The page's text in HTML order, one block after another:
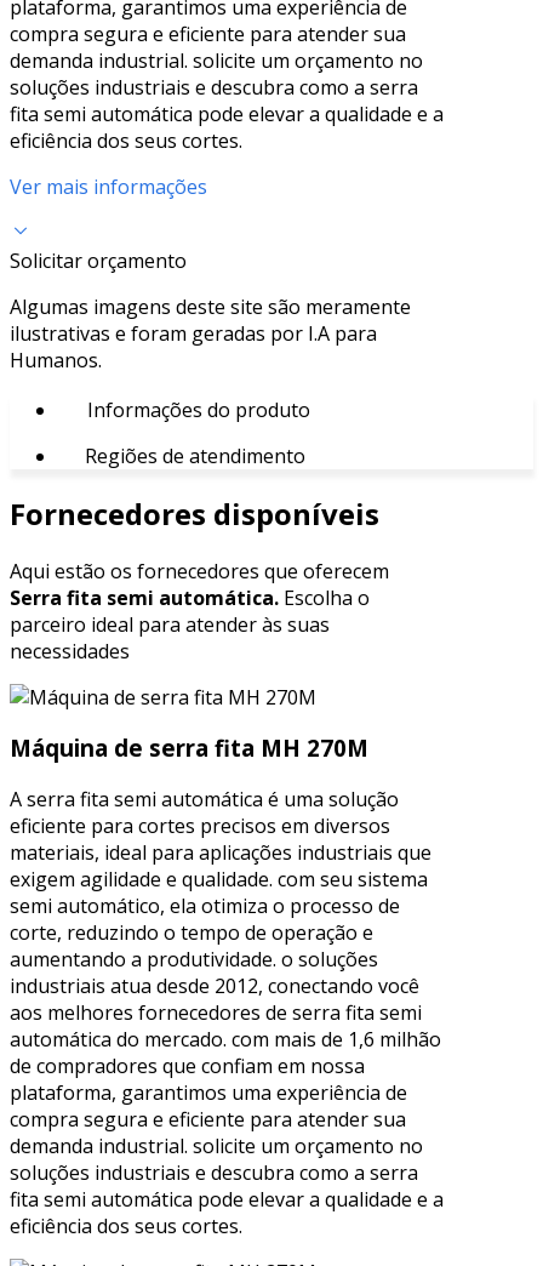
plataforma, garantimos uma experiência de
compra segura e eficiente para atender sua
demanda industrial. solicite um orçamento no
soluções industriais e descubra como a serra
fita semi automática pode elevar a qualidade e a
eficiência dos seus cortes.
Ver mais informações
Solicitar orçamento
Algumas imagens deste site são meramente
ilustrativas e foram geradas por I.A para
Humanos.
Informações do produto
Regiões de atendimento
Fornecedores disponíveis
Aqui estão os fornecedores que oferecem
Serra fita semi automática. Escolha o
parceiro ideal para atender às suas
necessidades
Máquina de serra fita MH 270M
A serra fita semi automática é uma solução
eficiente para cortes precisos em diversos
materiais, ideal para aplicações industriais que
exigem agilidade e qualidade. com seu sistema
semi automático, ela otimiza o processo de
corte, reduzindo o tempo de operação e
aumentando a produtividade. o soluções
industriais atua desde 2012, conectando você
aos melhores fornecedores de serra fita semi
automática do mercado. com mais de 1,6 milhão
de compradores que confiam em nossa
plataforma, garantimos uma experiência de
compra segura e eficiente para atender sua
demanda industrial. solicite um orçamento no
soluções industriais e descubra como a serra
fita semi automática pode elevar a qualidade e a
eficiência dos seus cortes.